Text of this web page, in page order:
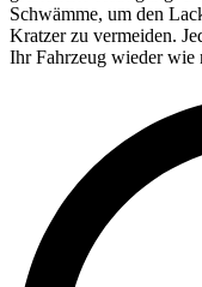
Schwämme, um den
Kratzer zu vermeiden.
Ihr Fahrzeug wieder wie